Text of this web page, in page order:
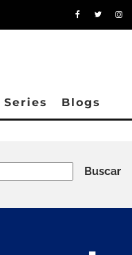
Series Blogs
Buscar